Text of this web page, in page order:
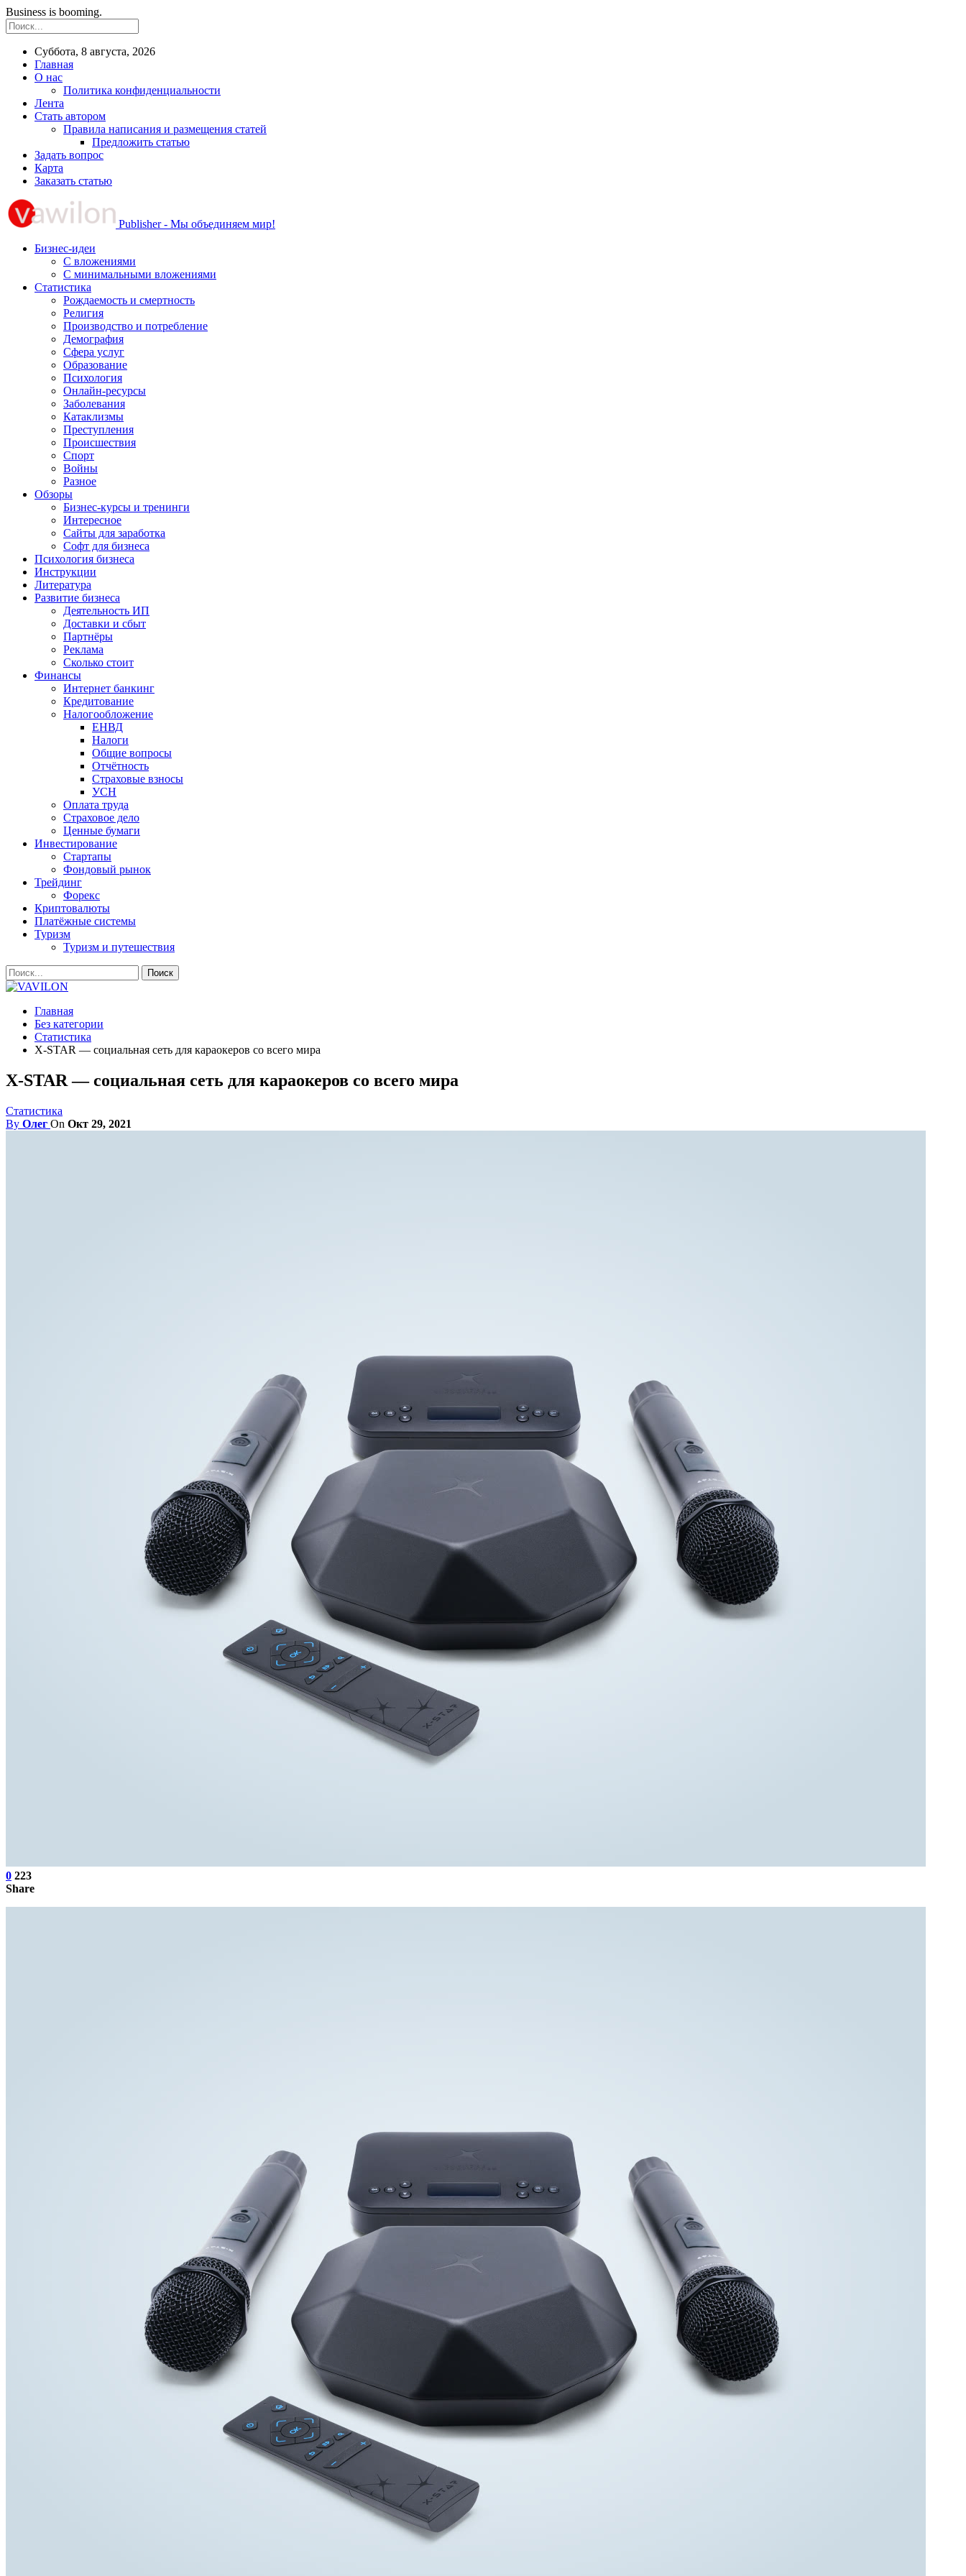
Business is booming.
Суббота, 8 августа, 2026
Главная
О нас
Политика конфиденциальности
Лента
Стать автором
Правила написания и размещения статей
Предложить статью
Задать вопрос
Карта
Заказать статью
Publisher - Мы объединяем мир!
Бизнес-идеи
С вложениями
С минимальными вложениями
Статистика
Рождаемость и смертность
Религия
Производство и потребление
Демография
Сфера услуг
Образование
Психология
Онлайн-ресурсы
Заболевания
Катаклизмы
Преступления
Происшествия
Спорт
Войны
Разное
Обзоры
Бизнес-курсы и тренинги
Интересное
Сайты для заработка
Софт для бизнеса
Психология бизнеса
Инструкции
Литература
Развитие бизнеса
Деятельность ИП
Доставки и сбыт
Партнёры
Реклама
Сколько стоит
Финансы
Интернет банкинг
Кредитование
Налогообложение
ЕНВД
Налоги
Общие вопросы
Отчётность
Страховые взносы
УСН
Оплата труда
Страховое дело
Ценные бумаги
Инвестирование
Стартапы
Фондовый рынок
Трейдинг
Форекс
Криптовалюты
Платёжные системы
Туризм
Туризм и путешествия
Главная
Без категории
Статистика
X-STAR — социальная сеть для караокеров со всего мира
X-STAR — социальная сеть для караокеров со всего мира
Статистика
By Олег On Окт 29, 2021
0 223
Share